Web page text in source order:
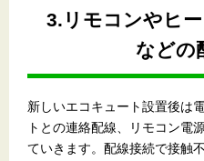
3.リモコンやヒ
などの
新しいエコキュート設置後は
トとの連絡配線、リモコン電
ていきます。配線接続で接触